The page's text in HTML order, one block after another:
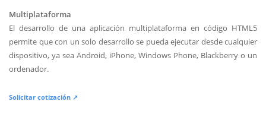
Multiplataforma
El desarrollo de una aplicación multiplataforma en código HTML5
permite que con un solo desarrollo se pueda ejecutar desde cualquier
dispositivo, ya sea Android, iPhone, Windows Phone, Blackberry o un
ordenador.
Solicitar cotización ↗